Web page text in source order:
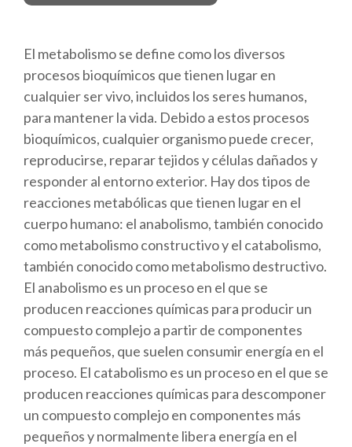
El metabolismo se define como los diversos
procesos bioquímicos que tienen lugar en
cualquier ser vivo, incluidos los seres humanos,
para mantener la vida. Debido a estos procesos
bioquímicos, cualquier organismo puede crecer,
reproducirse, reparar tejidos y células dañados y
responder al entorno exterior. Hay dos tipos de
reacciones metabólicas que tienen lugar en el
cuerpo humano: el anabolismo, también conocido
como metabolismo constructivo y el catabolismo,
también conocido como metabolismo destructivo.
El anabolismo es un proceso en el que se
producen reacciones químicas para producir un
compuesto complejo a partir de componentes
más pequeños, que suelen consumir energía en el
proceso. El catabolismo es un proceso en el que se
producen reacciones químicas para descomponer
un compuesto complejo en componentes más
pequeños y normalmente libera energía en el